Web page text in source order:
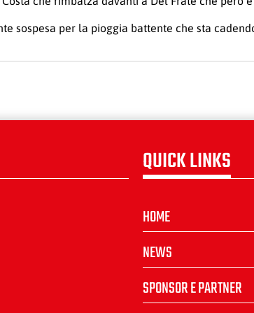
sospesa per la pioggia battente che sta
QUICK LINKS
HOME
NEWS
SPONSOR E PARTNER